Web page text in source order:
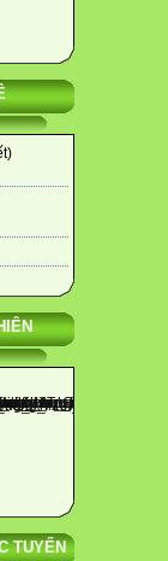
)
TUYẾN